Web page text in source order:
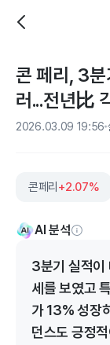
콘 페리, 3분
러...전년比
2026.03.09 19:56
콘페리 +2.07%
AI 분석
3분기 실적이
세를 보였고
가 13% 성장
던스도 긍정